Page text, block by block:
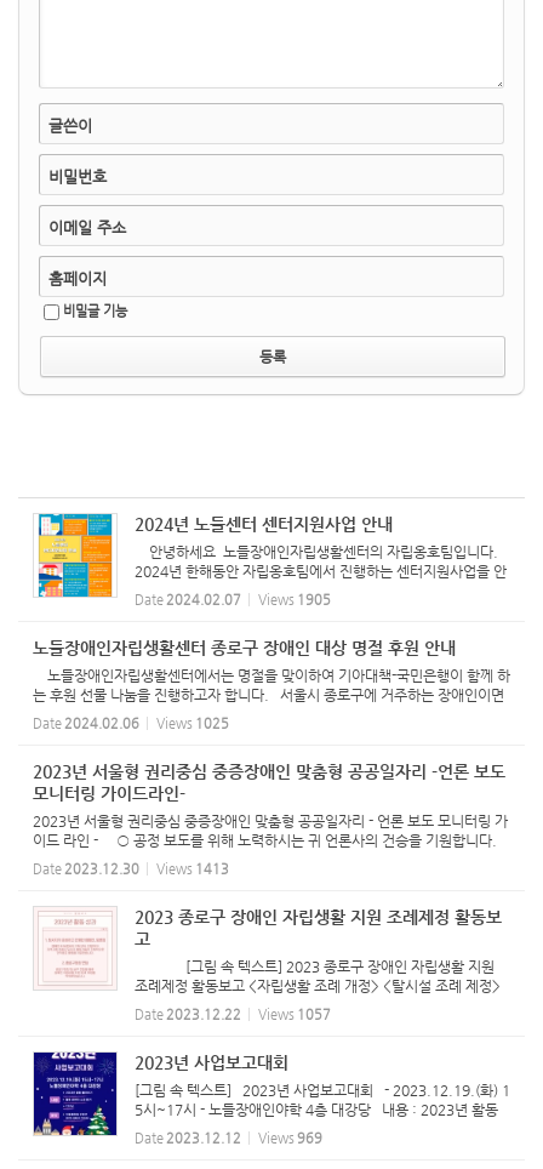
글쓴이
비밀번호
이메일 주소
홈페이지
비밀글 기능
2024년 노들센터 센터지원사업 안내
안녕하세요 노들장애인자립생활센터의 자립옹호팀입니다.
2024년 한해동안 자립옹호팀에서 진행하는 센터지원사업을 안
내합니다. 사업에 참여를 원하시거나 관심 및 문의가 있으신 분
들은 02)766-9106 혹은 nodl@hanmail.net로 연락부탁들립
Date 2024.02.07 Views 1905
노들장애인자립생활센터 종로구 장애인 대상 명절 후원 안내
노들장애인자립생활센터에서는 명절을 맞이하여 기아대책-국민은행이 함께 하
는 후원 선물 나눔을 진행하고자 합니다. 서울시 종로구에 거주하는 장애인이면
누구나 수령 가능하오니 많은 참여 바랍니다. *일시: 2024.02.05.(월)~02.1
6.(금) 오후 5...
Date 2024.02.06 Views 1025
2023년 서울형 권리중심 중증장애인 맞춤형 공공일자리 -언론 보도
모니터링 가이드라인-
2023년 서울형 권리중심 중증장애인 맞춤형 공공일자리 - 언론 보도 모니터링 가
이드 라인 - ○ 공정 보도를 위해 노력하시는 귀 언론사의 건승을 기원합니다.
○ 노들장애인자립생활센터(이하 노들센터)는 종로구에서 중증장애인이 지역사
회에 참여하여 ...
Date 2023.12.30 Views 1413
2023 종로구 장애인 자립생활 지원 조례제정 활동보
고
[그림 속 텍스트] 2023 종로구 장애인 자립생활 지원
조례제정 활동보고 <자립생활 조례 개정> <탈시설 조례 제정>
<평생교육 조례 제정> 노들장애인자립생활센터 활동보고
바로가기> 권익옹호 활동 [그림 속 텍스트] 2023 활...
Date 2023.12.22 Views 1057
2023년 사업보고대회
[그림 속 텍스트] 2023년 사업보고대회 - 2023.12.19.(화) 1
5시~17시 - 노들장애인야학 4층 대강당 내용 : 2023년 활동
돌아보기, 활동 참여자 소감 듣기, 디너쇼 문의 : 자립옹호팀 유
진우 (070-8852-7055) 주최: 노들장애인자립생활센터 지
Date 2023.12.12 Views 969